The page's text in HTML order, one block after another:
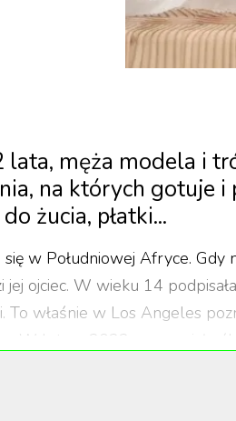
lata, męża modela i
na których gotuje
żucia, płatki...
się w Południowej Afryce.
jej ojciec. W wieku 14
To właśnie w Los Angeles
W lutym 2022 para wzięła